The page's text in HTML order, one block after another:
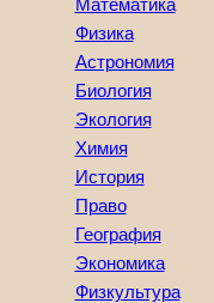
Математика
Физика
Астрономия
Биология
Экология
Химия
История
Право
География
Экономика
Физкультура